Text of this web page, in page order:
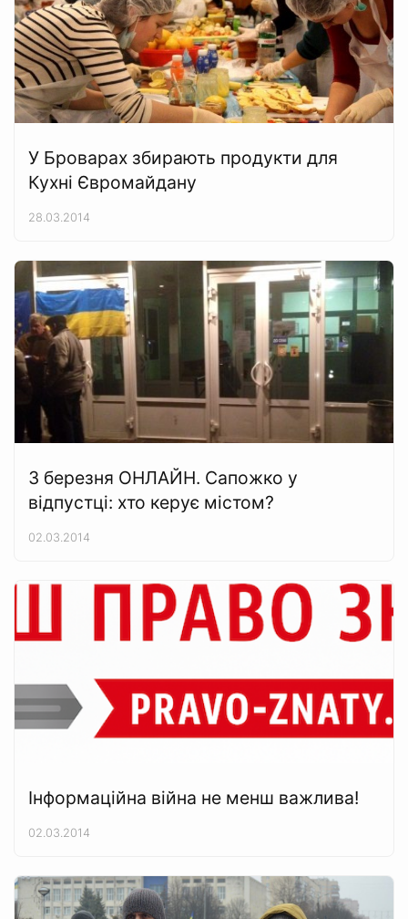
У Броварах збирають продукти для
Кухні Євромайдану
28.03.2014
3 березня ОНЛАЙН. Сапожко у
відпустці: хто керує містом?
02.03.2014
Інформаційна війна не менш важлива!
02.03.2014